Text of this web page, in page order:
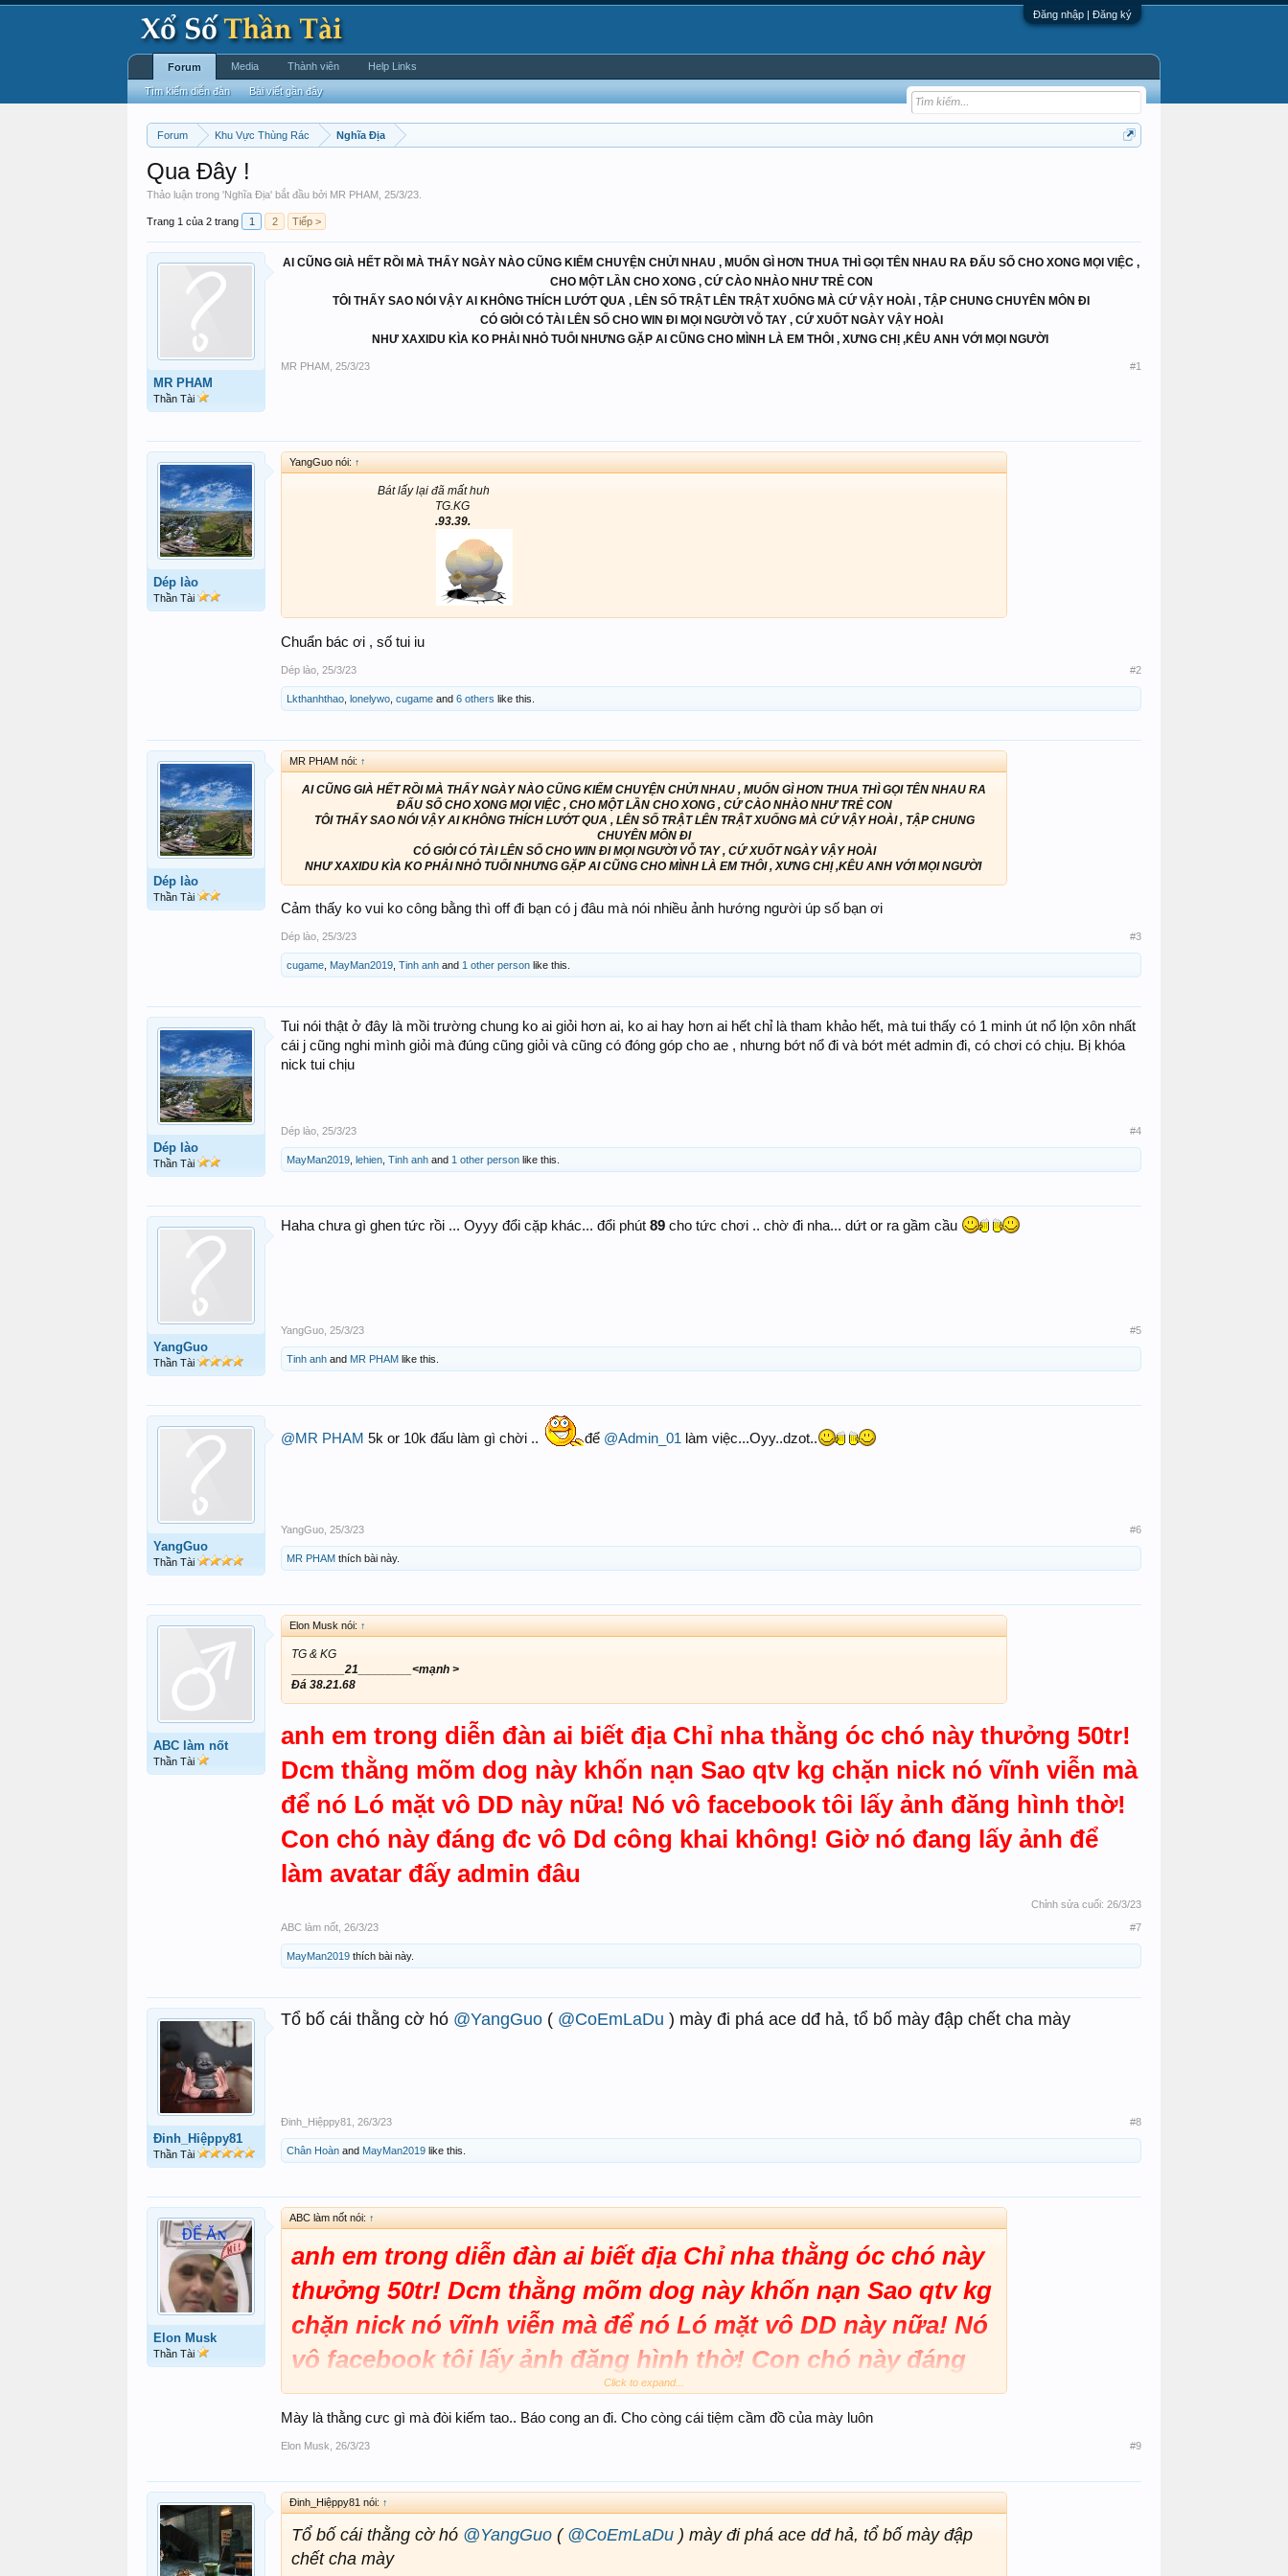
Đăng nhập | Đăng ký
Forum Khu Vực Thùng Rác Nghĩa Địa
Qua Đây !
Thảo luận trong 'Nghĩa Địa' bắt đầu bởi MR PHAM 25/3/23
Trang 1 của 2 trang 1 2 Tiếp >
MR PHAM
Thần Tài
AI CŨNG GIÀ HẾT RỒI MÀ THẤY NGÀY NÀO CŨNG KIẾM CHUYỆN CHỬI NHAU , MUỐN GÌ HƠN THUA THÌ GỌI TÊN NHAU RA ĐẤU SỐ CHO XONG MỌI VIỆC ,
CHO MỘT LẦN CHO XONG , CỨ CÀO NHÀO NHƯ TRẺ CON
TÔI THẤY SAO NÓI VẬY AI KHÔNG THÍCH LƯỚT QUA , LÊN SỐ TRẬT LÊN TRẬT XUỐNG MÀ CỨ VẬY HOÀI , TẬP CHUNG CHUYÊN MÔN ĐI
CÓ GIỎI CÓ TÀI LÊN SỐ CHO WIN ĐI MỌI NGƯỜI VỖ TAY , CỨ XUỐT NGÀY VẬY HOÀI
NHƯ XAXIDU KÌA KO PHẢI NHỎ TUỔI NHƯNG GẶP AI CŨNG CHO MÌNH LÀ EM THÔI , XƯNG CHỊ ,KÊU ANH VỚI MỌI NGƯỜI
MR PHAM 25/3/23 #1
Dép lào
Thần Tài
YangGuo nói: ↑
Bát lấy lại đã mất huh
TG.KG
.93.39.
Chuẩn bác ơi , số tui iu
Dép lào 25/3/23 #2
Lkthanhthao lonelywo cugame and 6 others like this.
Dép lào
Thần Tài
MR PHAM nói: ↑
AI CŨNG GIÀ HẾT RỒI MÀ THẤY NGÀY NÀO CŨNG KIẾM CHUYỆN CHỬI NHAU , MUỐN GÌ HƠN THUA THÌ GỌI TÊN NHAU RA
ĐẤU SỐ CHO XONG MỌI VIỆC , CHO MỘT LẦN CHO XONG , CỨ CÀO NHÀO NHƯ TRẺ CON
TÔI THẤY SAO NÓI VẬY AI KHÔNG THÍCH LƯỚT QUA , LÊN SỐ TRẬT LÊN TRẬT XUỐNG MÀ CỨ VẬY HOÀI , TẬP CHUNG
CHUYÊN MÔN ĐI
CÓ GIỎI CÓ TÀI LÊN SỐ CHO WIN ĐI MỌI NGƯỜI VỖ TAY , CỨ XUỐT NGÀY VẬY HOÀI
NHƯ XAXIDU KÌA KO PHẢI NHỎ TUỔI NHƯNG GẶP AI CŨNG CHO MÌNH LÀ EM THÔI , XƯNG CHỊ ,KÊU ANH VỚI MỌI NGƯỜI
Cảm thấy ko vui ko công bằng thì off đi bạn có j đâu mà nói nhiều ảnh hướng người úp số bạn ơi
Dép lào 25/3/23 #3
cugame MayMan2019 Tinh anh and 1 other person like this.
Dép lào
Thần Tài
Tui nói thật ở đây là mồi trường chung ko ai giỏi hơn ai, ko ai hay hơn ai hết chỉ là tham khảo hết, mà tui thấy có 1 minh út nổ lộn xôn nhất
cái j cũng nghi mình giỏi mà đúng cũng giỏi và cũng có đóng góp cho ae , nhưng bớt nổ đi và bớt mét admin đi, có chơi có chịu. Bị khóa
nick tui chịu
Dép lào 25/3/23 #4
MayMan2019 lehien Tinh anh and 1 other person like this.
YangGuo
Thần Tài
Haha chưa gì ghen tức rồi ... Oyyy đổi cặp khác... đổi phút 89 cho tức chơi .. chờ đi nha... dứt or ra gầm cầu
YangGuo 25/3/23 #5
Tinh anh and MR PHAM like this.
YangGuo
Thần Tài
@MR PHAM 5k or 10k đấu làm gì chời .. để @Admin_01 làm việc...Oyy..dzot..
YangGuo 25/3/23 #6
MR PHAM thích bài này.
ABC làm nốt
Thần Tài
Elon Musk nói: ↑
TG & KG
________21________<mạnh >
Đá 38.21.68
anh em trong diễn đàn ai biết địa Chỉ nha thằng óc chó này thưởng 50tr!
Dcm thằng mõm dog này khốn nạn Sao qtv kg chặn nick nó vĩnh viễn mà
để nó Ló mặt vô DD này nữa! Nó vô facebook tôi lấy ảnh đăng hình thờ!
Con chó này đáng đc vô Dd công khai không! Giờ nó đang lấy ảnh để
làm avatar đấy admin đâu
Chỉnh sửa cuối: 26/3/23
ABC làm nốt 26/3/23 #7
MayMan2019 thích bài này.
Đinh_Hiệppy81
Thần Tài
Tổ bố cái thằng cờ hó @YangGuo ( @CoEmLaDu ) mày đi phá ace dđ hả, tổ bố mày đập chết cha mày
Đinh_Hiệppy81 26/3/23 #8
Chân Hoàn and MayMan2019 like this.
Elon Musk
Thần Tài
ABC làm nốt nói: ↑
anh em trong diễn đàn ai biết địa Chỉ nha thằng óc chó này
thưởng 50tr! Dcm thằng mõm dog này khốn nạn Sao qtv kg
chặn nick nó vĩnh viễn mà để nó Ló mặt vô DD này nữa! Nó
vô facebook tôi lấy ảnh đăng hình thờ! Con chó này đáng
đc vô Dd công khai không! Giờ nó đang lấy ảnh để làm
avatar đấy admin đâu
Click to expand...
Mày là thằng cưc gì mà đòi kiếm tao.. Báo cong an đi. Cho còng cái tiệm cầm đồ của mày luôn
Elon Musk 26/3/23 #9
Đinh_Hiệppy81 nói: ↑
Tổ bố cái thằng cờ hó @YangGuo ( @CoEmLaDu ) mày đi phá ace dđ hả, tổ bố mày đập
chết cha mày
Forum
Tìm kiếm diễn đàn Bài viết gần đây
Media Thành viên Help Links